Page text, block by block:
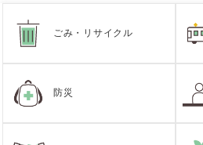
ごみ・リサイクル
防災